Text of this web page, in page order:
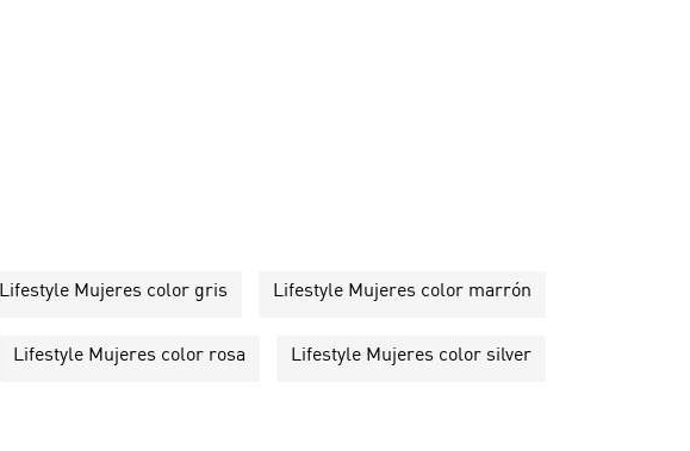
Lifestyle Mujeres color gris Lifestyle Mujeres color marrón
Lifestyle Mujeres color rosa Lifestyle Mujeres color silver